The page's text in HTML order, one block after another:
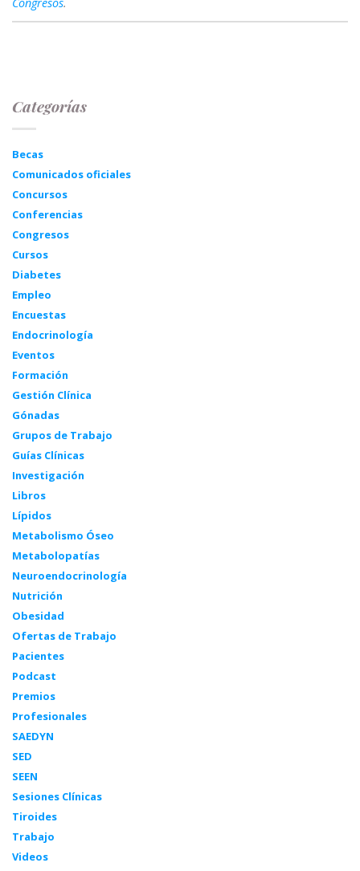
Categorías
Becas
Comunicados oficiales
Concursos
Conferencias
Congresos
Cursos
Diabetes
Empleo
Encuestas
Endocrinología
Eventos
Formación
Gestión Clínica
Gónadas
Grupos de Trabajo
Guías Clínicas
Investigación
Libros
Lípidos
Metabolismo Óseo
Metabolopatías
Neuroendocrinología
Nutrición
Obesidad
Ofertas de Trabajo
Pacientes
Podcast
Premios
Profesionales
SAEDYN
SED
SEEN
Sesiones Clínicas
Tiroides
Trabajo
Videos